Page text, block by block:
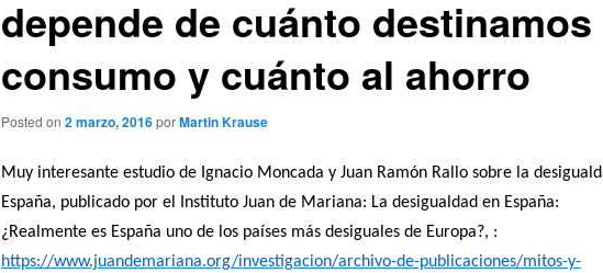
depende de cuánto destinamos
consumo y cuánto al ahorro
Posted on 2 marzo, 2016porMartin Krause
Muy interesante estudio de Ignacio Moncada y Juan Ramón Rallo sobre la
España, publicado por el Instituto Juan de Mariana: La desigualdad en España:
¿Realmente es España uno de los países más desiguales de Europa?, :
https://www.juandemariana.org/investigacion/archivo-de-publicaciones/mitos-y-